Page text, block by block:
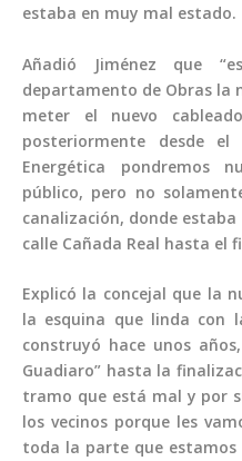
estaba en muy mal estado.
Añadió Jiménez que
departamento de Obras la
meter el nuevo
posteriormente desde el
Energética pondremos
público, pero no
canalización, donde
calle Cañada Real hasta el
Explicó la concejal que la
la esquina que linda con
construyó hace unos
Guadiaro” hasta la
tramo que está mal y por
los vecinos porque les
toda la parte que estamos